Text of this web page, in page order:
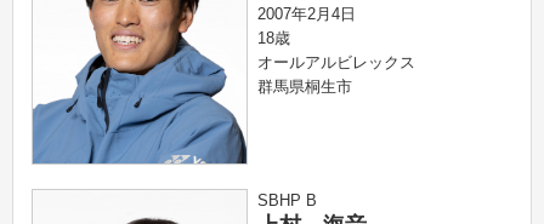
2007年2月4日
18歳
オールアルビレックス
群馬県桐生市
SBHP B